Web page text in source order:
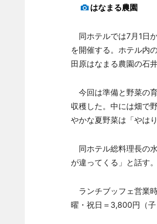
はなまる農園
同ホテルでは7月1日
を開催する。ホテル内
田原はなまる農園の石
今回は準備と野菜の
収穫した。中には畑で
やかな夏野菜は「やは
同ホテル総料理長の
が違ってくる」と話す。
ランチブッフェ営業
曜・祝日＝3,800円（